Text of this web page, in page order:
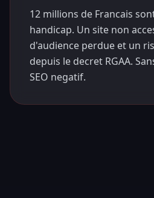
12 millions de Francais
handicap. Un site non
d'audience perdue et un
depuis le decret RGAA.
SEO negatif.